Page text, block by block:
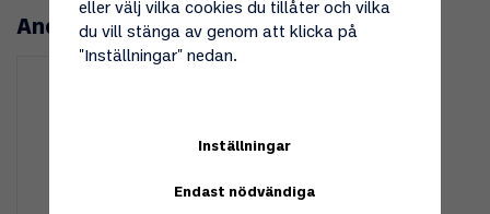
Andra köpte även
eller välj vilka cookies du tillåter och vilka
du vill stänga av genom att klicka på
"Inställningar" nedan.
Inställningar
Endast nödvändiga